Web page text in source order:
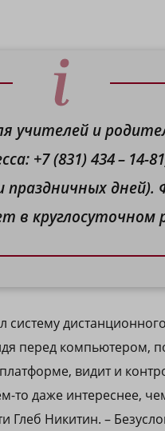
учителей и
+7 (831) 434 – 14-
праздничных
круглосуточном
систему
перед компьютером,
видит и
то даже интереснее,
Глеб Никитин. –